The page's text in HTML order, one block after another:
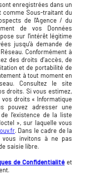
enregistrées dans un
comme Sous-traitant du
de l'Agence / du
de vos Données
sur l'intérêt légitime
jusqu'à demande de
Conformément à
des droits d’accès, de
et de portabilité de
à tout moment en
Consultez le site
droits. Si vous estimez,
droits « Informatique
pouvez adresser une
l’existence de la liste
», sur laquelle vous
. Dans le cadre de la
vous invitons à ne pas
saisie libre.
de Confidentialitéet